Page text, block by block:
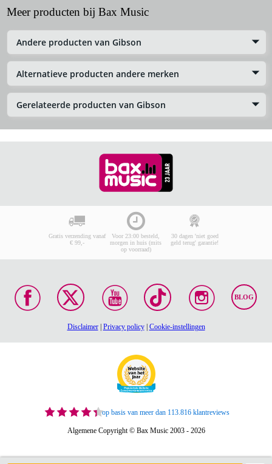
Meer producten bij Bax Music
Andere producten van Gibson
Alternatieve producten andere merken
Gerelateerde producten van Gibson
Gratis verzending vanaf
€ 99,-
Voor 23:00 besteld,
morgen in huis (mits
op voorraad)
30 dagen 'niet goed
geld terug' garantie!
BLOG
Disclaimer| Privacy policy| Cookie-instellingen
op basis van meer dan 113.816 klantreviews
Algemene Copyright © Bax Music 2003 - 2026